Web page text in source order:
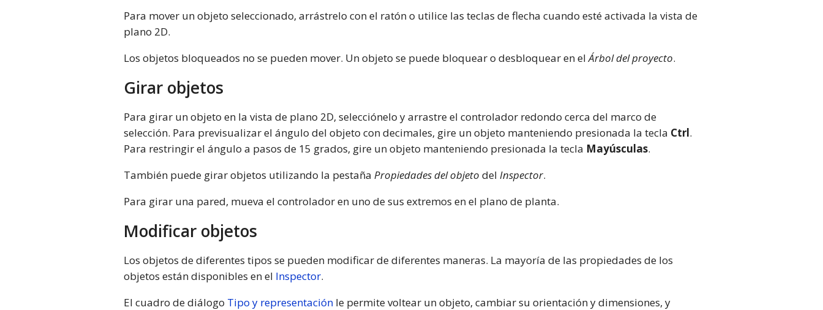
Para mover un objeto seleccionado, arrástrelo con el ratón o utilice las teclas de flecha cuando esté activada la vista de
plano 2D.
Los objetos bloqueados no se pueden mover. Un objeto se puede bloquear o desbloquear en elÁrbol del proyecto.
Girar objetos
Para girar un objeto en la vista de plano 2D, selecciónelo y arrastre el controlador redondo cerca del marco de
selección. Para previsualizar el ángulo del objeto con decimales, gire un objeto manteniendo presionada la tecla Ctrl.
Para restringir el ángulo a pasos de 15 grados, gire un objeto manteniendo presionada la tecla Mayúsculas.
También puede girar objetos utilizando la pestaña Propiedades del objeto del Inspector.
Para girar una pared, mueva el controlador en uno de sus extremos en el plano de planta.
Modificar objetos
Los objetos de diferentes tipos se pueden modificar de diferentes maneras. La mayoría de las propiedades de los
objetos están disponibles en el Inspector.
El cuadro de diálogo Tipo y representación le permite voltear un objeto, cambiar su orientación y dimensiones, y